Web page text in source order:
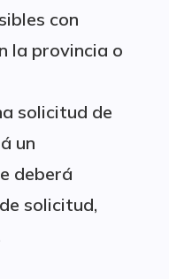
con
la provincia o
solicitud de
un
deberá
solicitud,